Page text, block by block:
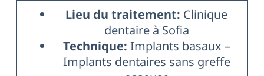
Lieu du traitement: Clinique
dentaire à Sofia
Technique: Implants basaux –
Implants dentaires sans greffe